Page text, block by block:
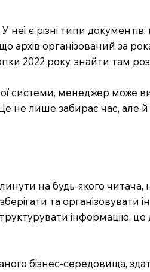
є різні типи
архів організований за
2022 року, знайти там
системи, менеджер може
не лише забирає час,
на будь-якого читача,
та
інформацію,
бізнес-середовища,